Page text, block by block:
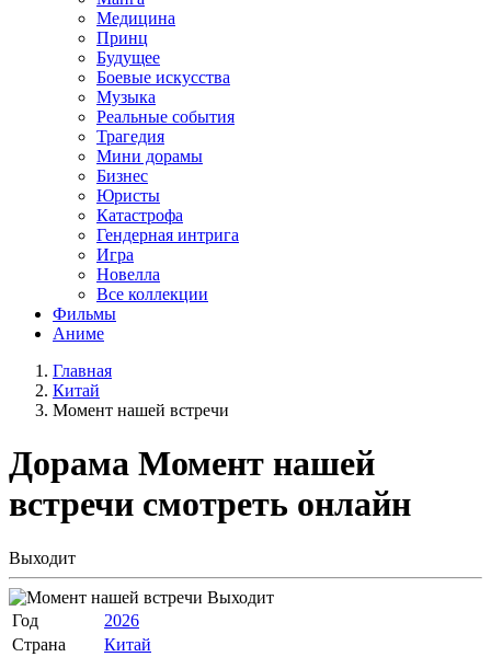
Медицина
Принц
Будущее
Боевые искусства
Музыка
Реальные события
Трагедия
Мини дорамы
Бизнес
Юристы
Катастрофа
Гендерная интрига
Игра
Новелла
Все коллекции
Фильмы
Аниме
Главная
Китай
Момент нашей встречи
Дорама Момент нашей
встречи смотреть онлайн
Выходит
Выходит
Год
2026
Страна
Китай